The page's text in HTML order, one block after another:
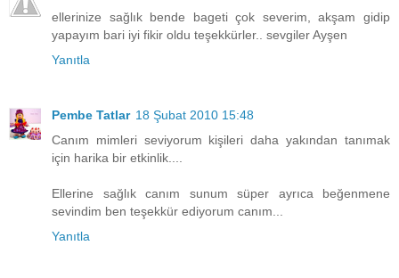
ellerinize sağlık bende bageti çok severim, akşam gidip
yapayım bari iyi fikir oldu teşekkürler.. sevgiler Ayşen
Yanıtla
Pembe Tatlar 18 Şubat 2010 15:48
Canım mimleri seviyorum kişileri daha yakından tanımak
için harika bir etkinlik....
Ellerine sağlık canım sunum süper ayrıca beğenmene
sevindim ben teşekkür ediyorum canım...
Yanıtla